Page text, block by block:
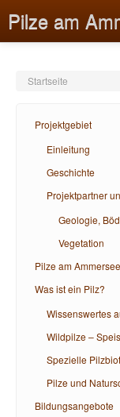
Pilze am
Pilze am Ammersee
Was ist ein Pilz?
Bildungsangebote
Startseite
Projektgebiet
Einleitung
Geschichte
Projektpartner
Geologie,
Vegetation
Pilze am Ammersee
Was ist ein Pilz?
Wissenswertes
Wildpilze –
Spezielle
Pilze und
Bildungsangebote